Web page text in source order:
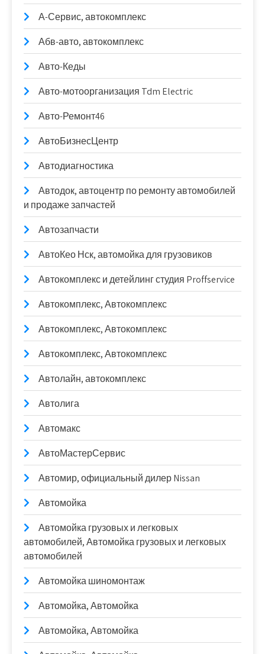
А-Сервис, автокомплекс
Абв-авто, автокомплекс
Авто-Кеды
Авто-мотоорганизация Tdm Electric
Авто-Ремонт46
АвтоБизнесЦентр
Автодиагностика
Автодок, автоцентр по ремонту автомобилей
и продаже запчастей
Автозапчасти
АвтоКео Нск, автомойка для грузовиков
Автокомплекс и детейлинг студия Proffservice
Автокомплекс, Автокомплекс
Автокомплекс, Автокомплекс
Автокомплекс, Автокомплекс
Автолайн, автокомплекс
Автолига
Автомакс
АвтоМастерСервис
Автомир, официальный дилер Nissan
Автомойка
Автомойка грузовых и легковых
автомобилей, Автомойка грузовых и легковых
автомобилей
Автомойка шиномонтаж
Автомойка, Автомойка
Автомойка, Автомойка